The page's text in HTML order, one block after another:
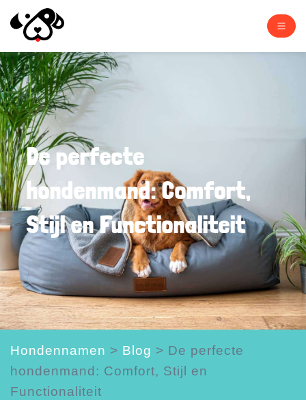
De perfecte
hondenmand: Comfort,
Stijl en Functionaliteit
Hondennamen > Blog > De perfecte
hondenmand: Comfort, Stijl en
Functionaliteit